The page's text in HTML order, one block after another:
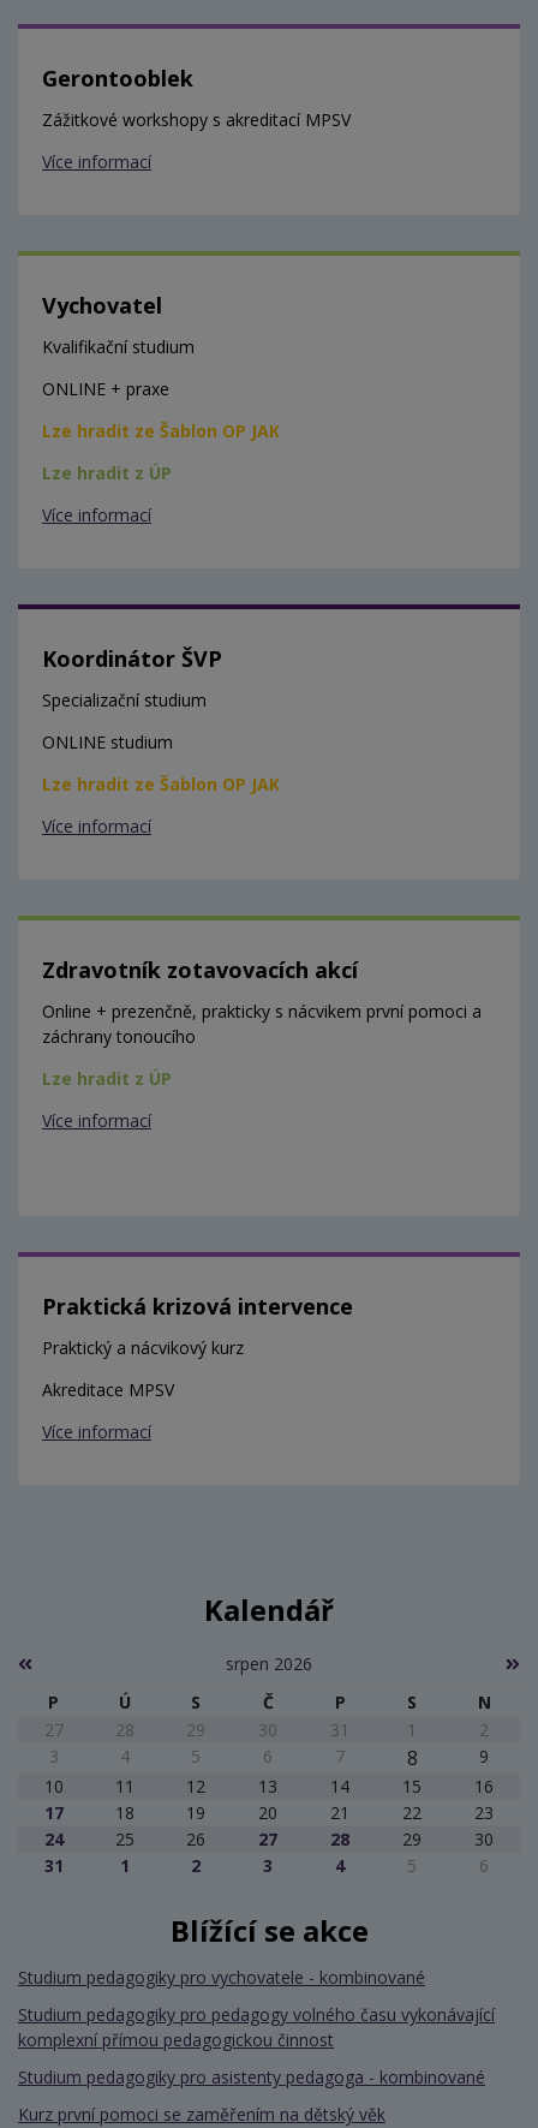
Gerontooblek
Zážitkové workshopy s akreditací MPSV
Více informací
Vychovatel
Kvalifikační studium
ONLINE + praxe
Lze hradit ze Šablon OP JAK
Lze hradit z ÚP
Více informací
Koordinátor ŠVP
Specializační studium
ONLINE studium
Lze hradit ze Šablon OP JAK
Více informací
Zdravotník zotavovacích akcí
Online + prezenčně, prakticky s nácvikem první pomoci a
záchrany tonoucího
Lze hradit z ÚP
Více informací
Praktická krizová intervence
Praktický a nácvikový kurz
Akreditace MPSV
Více informací
Kalendář
srpen 2026
P
Ú S Č P S
N
27
28 29 30 31 1
2
3
4 5 6 7 8
9
10
11 12 13 14 15
16
17
18 19 20 21 22
23
24
25 26 27 28 29
30
31
1 2 3 4 5 6
Blížící se akce
Studium pedagogiky pro vychovatele - kombinované
Studium pedagogiky pro pedagogy volného času vykonávající
komplexní přímou pedagogickou činnost
Studium pedagogiky pro asistenty pedagoga - kombinované
Kurz první pomoci se zaměřením na dětský věk